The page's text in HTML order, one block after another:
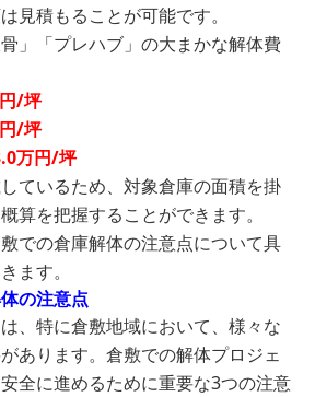
見積もることが可能です。
」「プレハブ」の大まかな解体費
/坪
/坪
万円/坪
ているため、対象倉庫の面積を掛
算を把握することができます。
での倉庫解体の注意点について具
ます。
の注意点
、特に倉敷地域において、様々な
あります。倉敷での解体プロジェ
全に進めるために重要な3つの注意